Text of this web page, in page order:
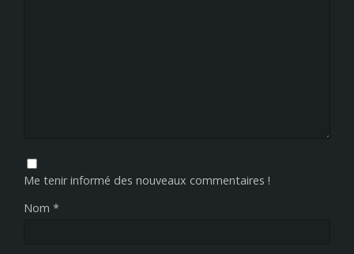
Me tenir informé des nouveaux commentaires !
Nom *